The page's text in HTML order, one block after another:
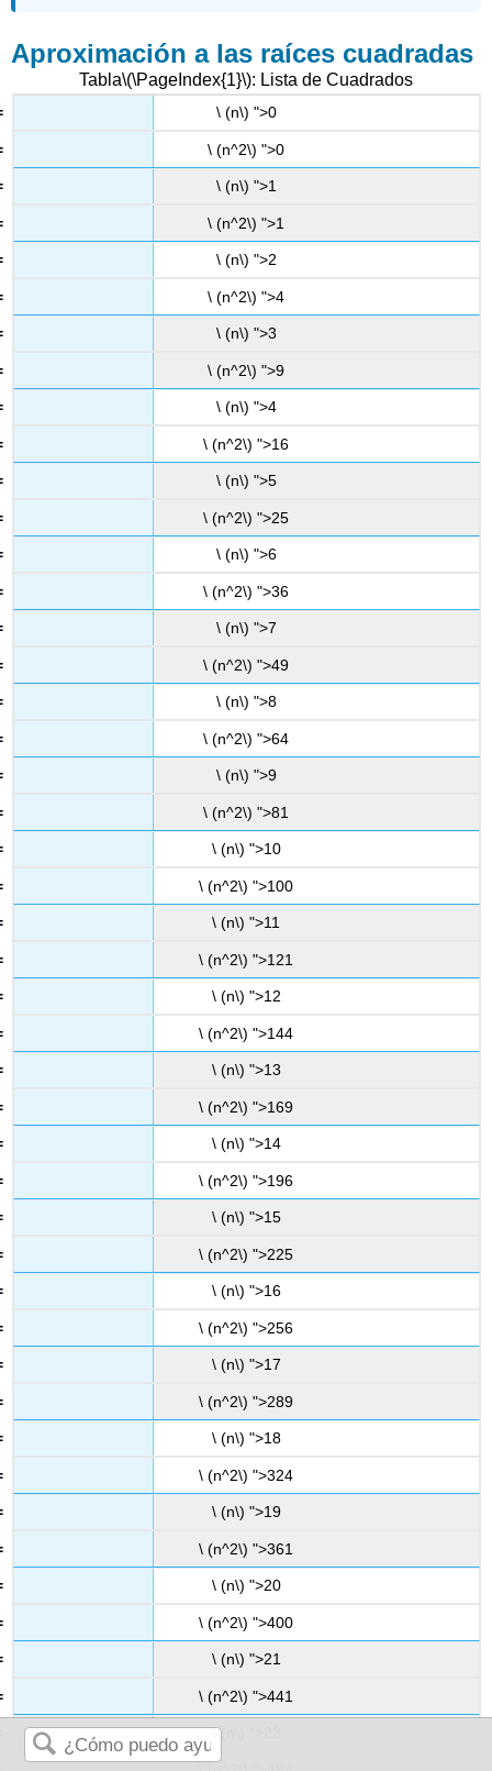
Aproximación a las raíces cuadradas
Tabla\(\PageIndex{1}\): Lista de Cuadrados
\ (n\) ">0
\ (n^2\) ">0
\ (n\) ">1
\ (n^2\) ">1
\ (n\) ">2
\ (n^2\) ">4
\ (n\) ">3
\ (n^2\) ">9
\ (n\) ">4
\ (n^2\) ">16
\ (n\) ">5
\ (n^2\) ">25
\ (n\) ">6
\ (n^2\) ">36
\ (n\) ">7
\ (n^2\) ">49
\ (n\) ">8
\ (n^2\) ">64
\ (n\) ">9
\ (n^2\) ">81
\ (n\) ">10
\ (n^2\) ">100
\ (n\) ">11
\ (n^2\) ">121
\ (n\) ">12
\ (n^2\) ">144
\ (n\) ">13
\ (n^2\) ">169
\ (n\) ">14
\ (n^2\) ">196
\ (n\) ">15
\ (n^2\) ">225
\ (n\) ">16
\ (n^2\) ">256
\ (n\) ">17
\ (n^2\) ">289
\ (n\) ">18
\ (n^2\) ">324
\ (n\) ">19
\ (n^2\) ">361
\ (n\) ">20
\ (n^2\) ">400
\ (n\) ">21
\ (n^2\) ">441
\ (n\) ">22